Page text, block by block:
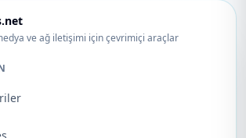
ve ağ iletişimi için çevrimiçi araçlar